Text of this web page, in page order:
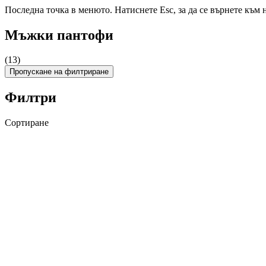
Последна точка в менюто. Натиснете Esc, за да се върнете към
Мъжки пантофи
(13)
Пропускане на филтриране
Филтри
Сортиране